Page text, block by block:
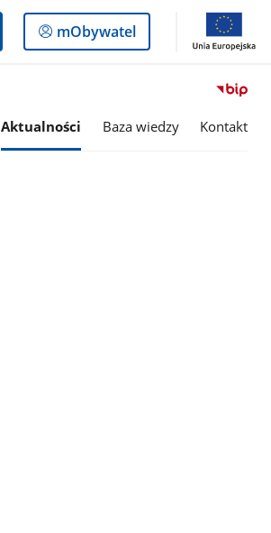
Logowanie
do
mObywatel
Aktualności Baza wiedzy Kontakt